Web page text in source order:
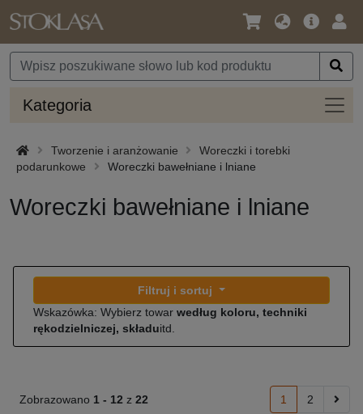
Język
Waluta
Oferta
Kategoria
Tworzenie i aranżowanie
Woreczki i torebki
podarunkowe
Woreczki bawełniane i lniane
Woreczki bawełniane i lniane
Filtruj i sortuj
Wskazówka: Wybierz towar według koloru, techniki
rękodzielniczej, składuitd.
Zobrazowano 1 - 12 z 22 1 2